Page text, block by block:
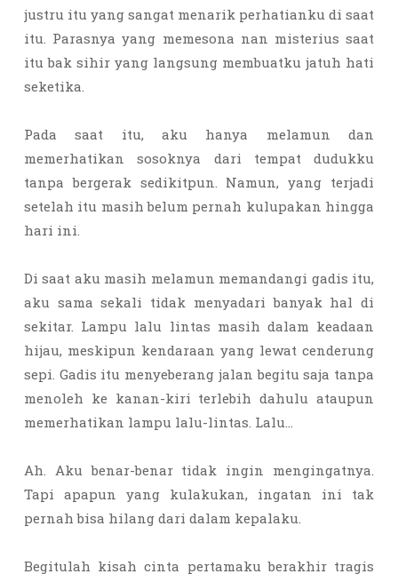
justru itu yang sangat menarik perhatianku di saat
itu. Parasnya yang memesona nan misterius saat
itu bak sihir yang langsung membuatku jatuh hati
seketika.
Pada saat itu, aku hanya melamun dan
memerhatikan sosoknya dari tempat dudukku
tanpa bergerak sedikitpun. Namun, yang terjadi
setelah itu masih belum pernah kulupakan hingga
hari ini.
Di saat aku masih melamun memandangi gadis itu,
aku sama sekali tidak menyadari banyak hal di
sekitar. Lampu lalu lintas masih dalam keadaan
hijau, meskipun kendaraan yang lewat cenderung
sepi. Gadis itu menyeberang jalan begitu saja tanpa
menoleh ke kanan-kiri terlebih dahulu ataupun
memerhatikan lampu lalu-lintas. Lalu…
Ah. Aku benar-benar tidak ingin mengingatnya.
Tapi apapun yang kulakukan, ingatan ini tak
pernah bisa hilang dari dalam kepalaku.
Begitulah kisah cinta pertamaku berakhir tragis